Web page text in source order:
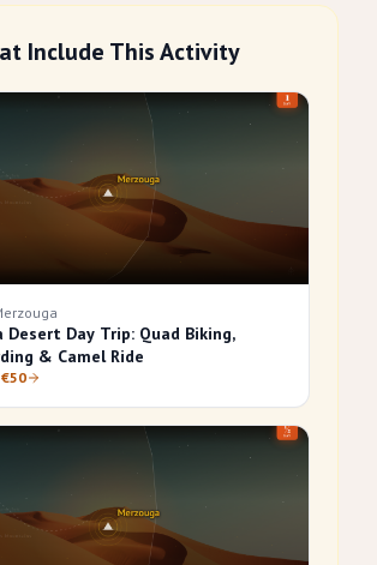
Include This Activity
Desert Day Trip: Quad Biking,
& Camel Ride